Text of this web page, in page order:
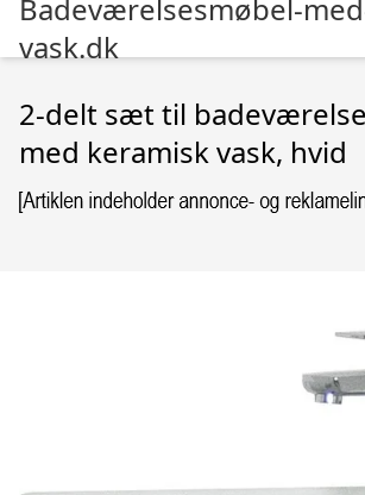
Badeværelsesmøbel-
vask.dk
2-delt sæt til
med keramisk vask, hvid